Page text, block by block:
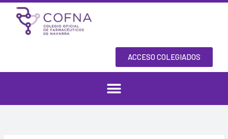
Skip
content
ACCESO COLEGIADOS